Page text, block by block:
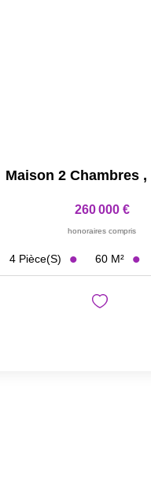
Maison 2 Chambres ,
260 000 €
honoraires compris
4 Pièce(s) 60 M²